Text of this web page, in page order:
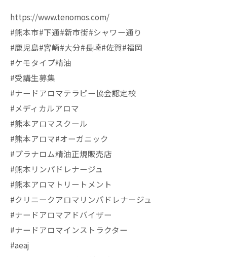
https://www.tenomos.com/
#熊本市#下通#新市街#シャワー通り
#鹿児島#宮崎#大分#長崎#佐賀#福岡
#ケモタイプ精油
#受講生募集
#ナードアロマテラピー協会認定校
#メディカルアロマ
#熊本アロマスクール
#熊本アロマ#オーガニック
#プラナロム精油正規販売店
#熊本リンパドレナージュ
#熊本アロマトリートメント
#クリニークアロマリンパドレナージュ
#ナードアロマアドバイザー
#ナードアロマインストラクター
#aeaj